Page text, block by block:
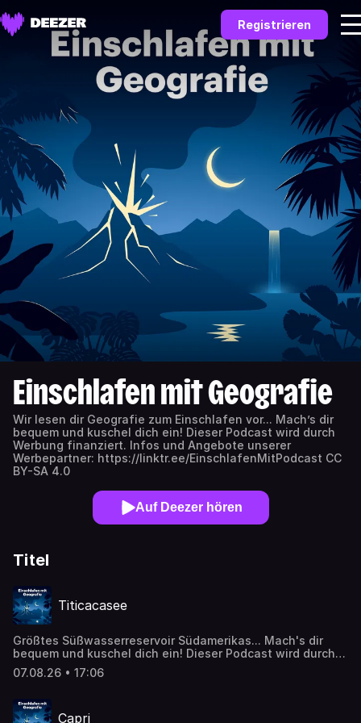
Registrieren
Einschlafen mit Geografie
Wir lesen dir Geografie zum Einschlafen vor... Mach’s dir
bequem und kuschel dich ein! Dieser Podcast wird durch
Werbung finanziert. Infos und Angebote unserer
Werbepartner: https://linktr.ee/EinschlafenMitPodcast CC
BY-SA 4.0
Auf Deezer hören
Titel
Titicacasee
Größtes Süßwasserreservoir Südamerikas... Mach's dir
bequem und kuschel dich ein! Dieser Podcast wird durch
Werbung finanziert. Weitere Podcasts, Infos und
Angebote unserer Werbepartner:
basiert auf Inhalten von Wikipedia:
https://de.wikipedia.org/wiki/Titicacasee Inhalte wurden
07.08.26 • 17:06
Capri